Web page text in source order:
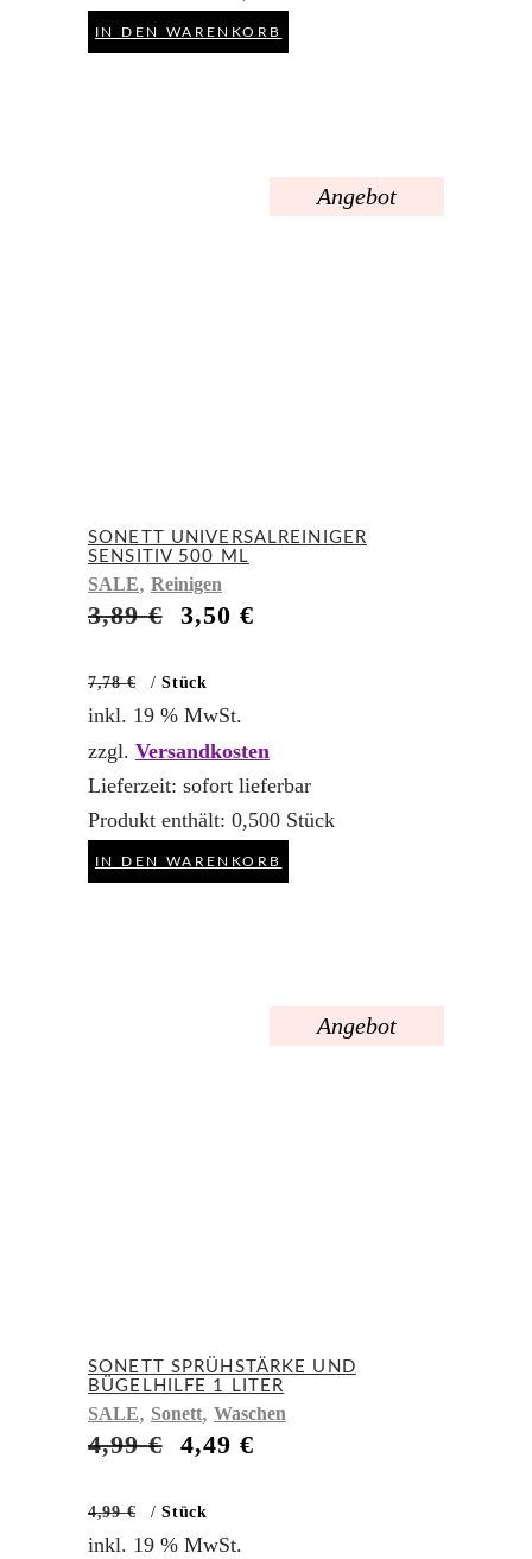
IN DEN WARENKORB
Angebot
SONETT UNIVERSALREINIGER
SENSITIV 500 ML
SALE, Reinigen
3,89€
Ursprünglicher
3,89 €
3,50€
7,78€ /Stück
inkl. 19 % MwSt.
zzgl. Versandkosten
Lieferzeit: sofort lieferbar
Produkt enthält: 0,500 Stück
IN DEN WARENKORB
Angebot
SONETT SPRÜHSTÄRKE UND
BÜGELHILFE 1 LITER
SALE, Sonett, Waschen
4,99€
Ursprünglicher
4,99 €
4,49€
4,99€ /Stück
inkl. 19 % MwSt.